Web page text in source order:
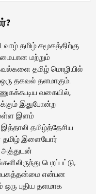
தமிழ் சமூகத்திற்கு
மற்றும்
தமிழ் மொழியில்
தகவல் தளமாகும்.
வகையில்,
இதுபோன்ற
இளம்
தமிழ்த்தேசிய
தமிழ் இளையோர்
அத்துடன்
பெறப்பட்டு,
என்பன
புதிய தளமாக